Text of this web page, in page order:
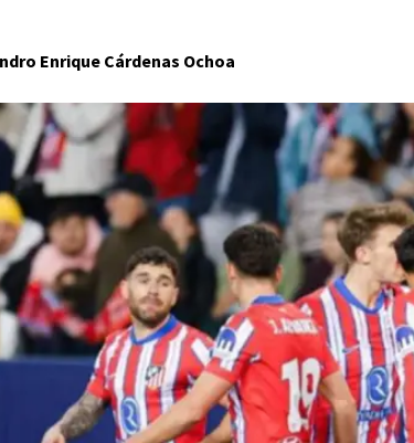
Enrique Cárdenas Ochoa